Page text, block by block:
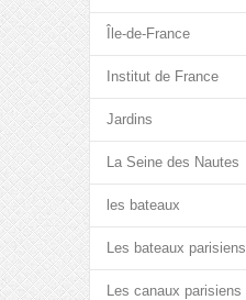
Île-de-France
Institut de France
Jardins
La Seine des Nautes
les bateaux
Les bateaux parisiens
Les canaux parisiens